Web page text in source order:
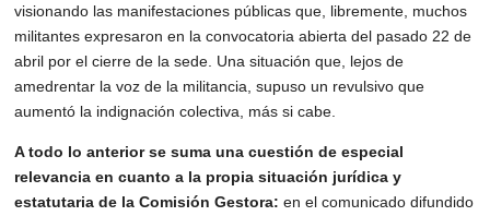
visionando las manifestaciones públicas que, libremente, muchos
militantes expresaron en la convocatoria abierta del pasado 22 de
abril por el cierre de la sede. Una situación que, lejos de
amedrentar la voz de la militancia, supuso un revulsivo que
aumentó la indignación colectiva, más si cabe.
A todo lo anterior se suma una cuestión de especial
relevancia en cuanto a la propia situación jurídica y
estatutaria de la Comisión Gestora: en el comunicado difundido